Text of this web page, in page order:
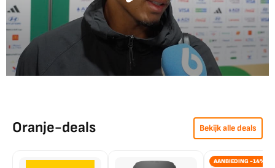
Oranje-deals Bekijk alle deals
AANBIEDING -14%